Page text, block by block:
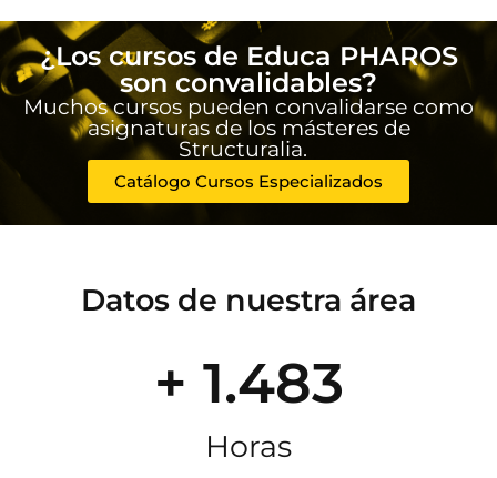
¿Los cursos de Educa PHAROS
son convalidables?
Muchos cursos pueden convalidarse como
asignaturas de los másteres de
Structuralia.
Catálogo Cursos Especializados
Datos de nuestra área
+ 1.483
Horas